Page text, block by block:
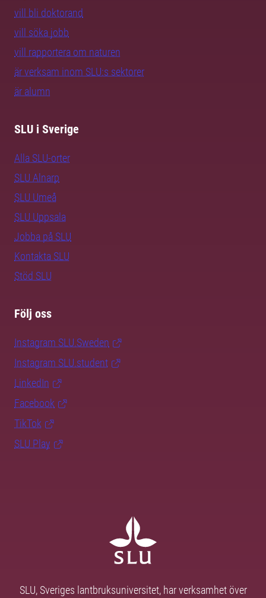
vill bli doktorand
vill söka jobb
vill rapportera om naturen
är verksam inom SLU:s sektorer
är alumn
SLU i Sverige
Alla SLU-orter
SLU Alnarp
SLU Umeå
SLU Uppsala
Jobba på SLU
Kontakta SLU
Stöd SLU
Följ oss
Instagram SLU.Sweden
Instagram SLU.student
LinkedIn
Facebook
TikTok
SLU Play
SLU, Sveriges lantbruksuniversitet, har verksamhet över